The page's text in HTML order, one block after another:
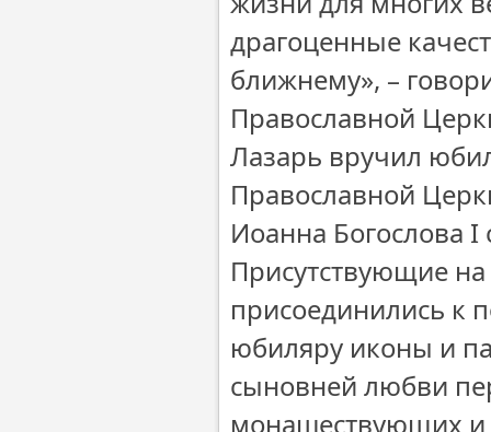
драгоценные
ближнему», –
Православной
Лазарь вручил
Православной
Иоанна Богослова I
Присутствующие
присоединились к
юбиляру иконы и
сыновней любви
монашествующих и